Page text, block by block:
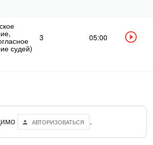
судей)
3 05:00
АВТОРИЗОВАТЬСЯ .